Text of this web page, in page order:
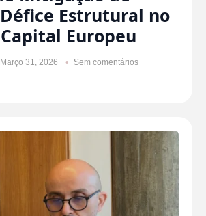
Estrutural no
Europeu
Março 31, 2026 Sem comentários